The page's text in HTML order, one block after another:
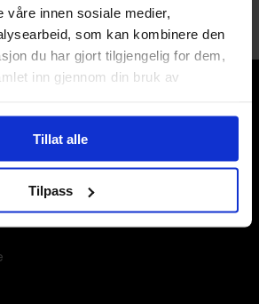
våre innen sosiale medier,
som kan kombinere den
du har gjort tilgjengelig for dem,
inn gjennom din bruk av
Tillat alle
Tilpass